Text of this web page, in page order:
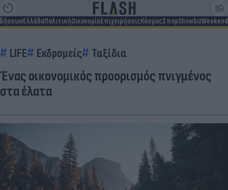
ΕλλάδαΠολιτικήΟικονομίαΕπιχειρήσειςΚόσμοςΣπορShowbizWeekend
LIFE Εκδρομείς Ταξίδια
Ένας οικονομικός προορισμός πνιγμένος
στα έλατα